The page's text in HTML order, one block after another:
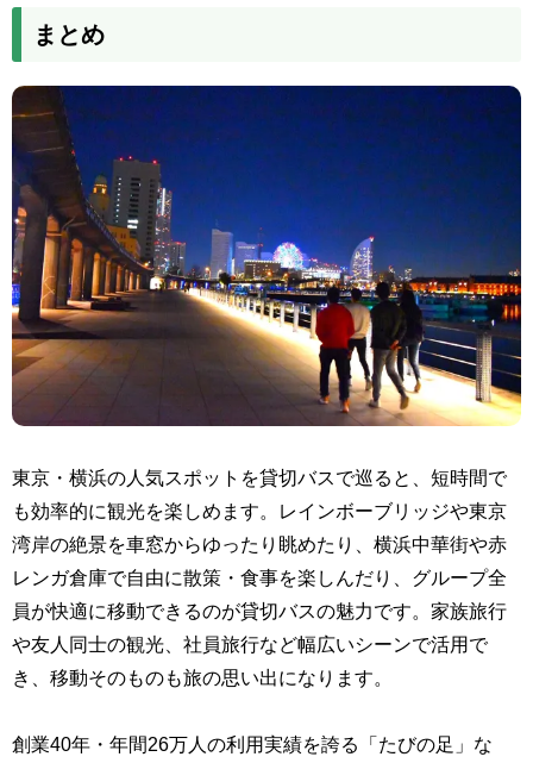
まとめ
東京・横浜の人気スポットを貸切バスで巡ると、短時間で
も効率的に観光を楽しめます。レインボーブリッジや東京
湾岸の絶景を車窓からゆったり眺めたり、横浜中華街や赤
レンガ倉庫で自由に散策・食事を楽しんだり、グループ全
員が快適に移動できるのが貸切バスの魅力です。家族旅行
や友人同士の観光、社員旅行など幅広いシーンで活用で
き、移動そのものも旅の思い出になります。
創業40年・年間26万人の利用実績を誇る「たびの足」な